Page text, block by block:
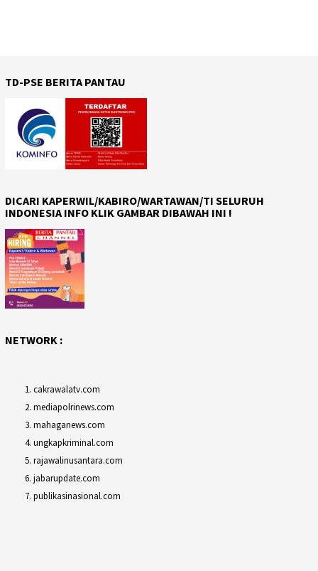
TD-PSE BERITA PANTAU
DICARI KAPERWIL/KABIRO/WARTAWAN/TI SELURUH
INDONESIA INFO KLIK GAMBAR DIBAWAH INI !
NETWORK :
cakrawalatv.com
mediapolrinews.com
mahaganews.com
ungkapkriminal.com
rajawalinusantara.com
jabarupdate.com
publikasinasional.com